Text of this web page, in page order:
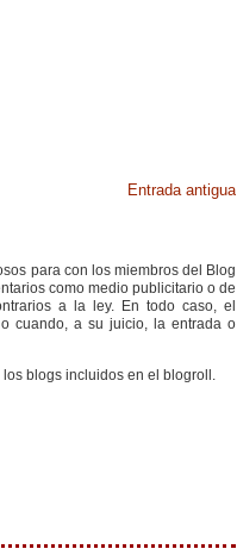
Entrada antigua
para con los miembros del Blog
como medio publicitario o de
a la ley. En todo caso, el
cuando, a su juicio, la entrada o
blogs incluidos en el blogroll.